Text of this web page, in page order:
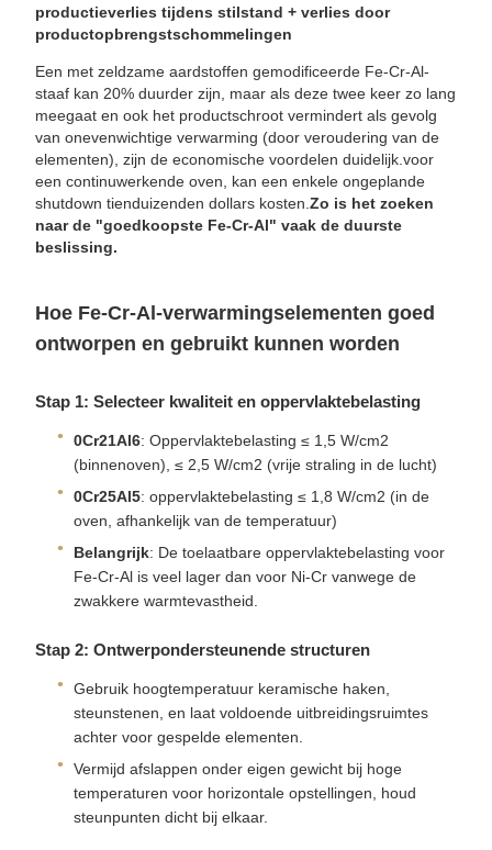
productieverlies tijdens stilstand + verlies door
productopbrengstschommelingen
Een met zeldzame aardstoffen gemodificeerde Fe-Cr-Al-
staaf kan 20% duurder zijn, maar als deze twee keer zo lang
meegaat en ook het productschroot vermindert als gevolg
van onevenwichtige verwarming (door veroudering van de
elementen), zijn de economische voordelen duidelijk.voor
een continuwerkende oven, kan een enkele ongeplande
shutdown tienduizenden dollars kosten. Zo is het zoeken
naar de "goedkoopste Fe-Cr-Al" vaak de duurste
beslissing.
Hoe Fe-Cr-Al-verwarmingselementen goed
ontworpen en gebruikt kunnen worden
Stap 1: Selecteer kwaliteit en oppervlaktebelasting
0Cr21Al6: Oppervlaktebelasting ≤ 1,5 W/cm2
(binnenoven), ≤ 2,5 W/cm2 (vrije straling in de lucht)
0Cr25Al5: oppervlaktebelasting ≤ 1,8 W/cm2 (in de
oven, afhankelijk van de temperatuur)
Belangrijk: De toelaatbare oppervlaktebelasting voor
Fe-Cr-Al is veel lager dan voor Ni-Cr vanwege de
zwakkere warmtevastheid.
Stap 2: Ontwerpondersteunende structuren
Gebruik hoogtemperatuur keramische haken,
steunstenen, en laat voldoende uitbreidingsruimtes
achter voor gespelde elementen.
Vermijd afslappen onder eigen gewicht bij hoge
temperaturen voor horizontale opstellingen, houd
steunpunten dicht bij elkaar.